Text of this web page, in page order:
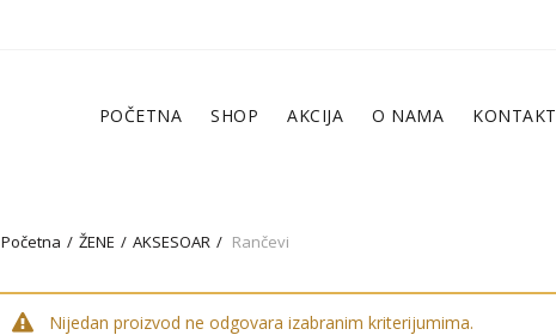
POČETNA SHOP AKCIJA O NAMA KONTAKT
Početna ŽENE AKSESOAR Rančevi
Nijedan proizvod ne odgovara izabranim kriterijumima.